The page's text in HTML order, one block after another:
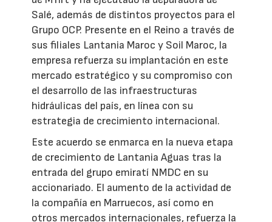
Salé, además de distintos proyectos para el
Grupo OCP. Presente en el Reino a través de
sus filiales Lantania Maroc y Soil Maroc, la
empresa refuerza su implantación en este
mercado estratégico y su compromiso con
el desarrollo de las infraestructuras
hidráulicas del país, en línea con su
estrategia de crecimiento internacional.
Este acuerdo se enmarca en la nueva etapa
de crecimiento de Lantania Aguas tras la
entrada del grupo emiratí NMDC en su
accionariado. El aumento de la actividad de
la compañía en Marruecos, así como en
otros mercados internacionales, refuerza la